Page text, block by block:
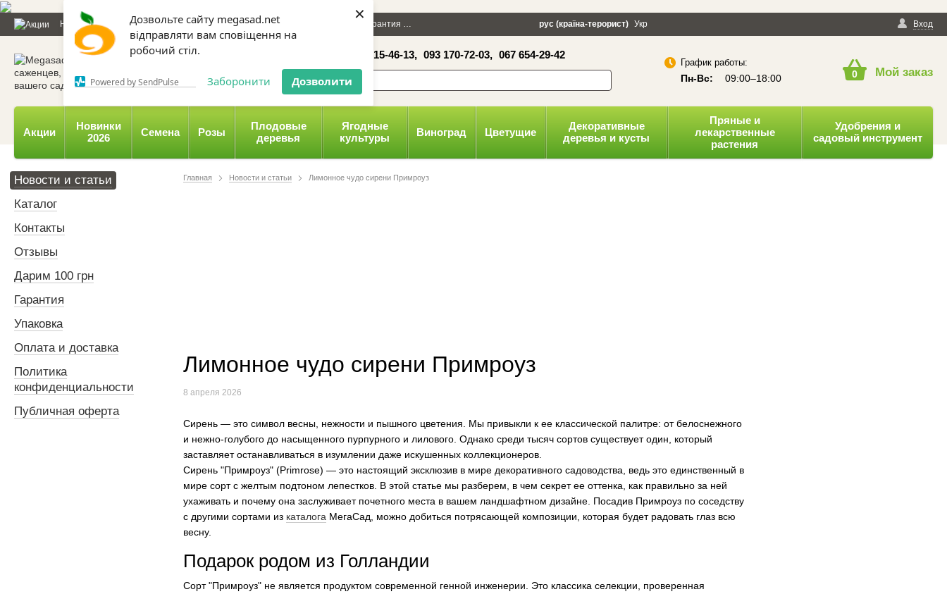
Дозвольте сайту megasad.net
відправляти вам сповіщення на
робочий стіл.
Powered by SendPulse Заборонити Дозволити
×
Новости и статьи Каталог Контакты Отзывы Гарантия Оплата и доставка Политика конфиденциальности Вход
рус (країна-терорист) Укр
0 800 332-015, 050 515-46-13, 093 170-72-03, 067 654-29-42
График работы:
Пн-Вс: 09:00–18:00 0 Мой заказ
Акции
Новинки
2026
Семена Розы
Плодовые
деревья
Ягодные
культуры
Виноград Цветущие
Декоративные
деревья и кусты
Пряные и
лекарственные
растения
Удобрения и
садовый инструмент
Главная Новости и статьи Лимонное чудо сирени Примроуз
Лимонное чудо сирени Примроуз
8 апреля 2026
Сирень — это символ весны, нежности и пышного цветения. Мы привыкли к ее классической палитре: от белоснежного
и нежно-голубого до насыщенного пурпурного и лилового. Однако среди тысяч сортов существует один, который
заставляет останавливаться в изумлении даже искушенных коллекционеров.
Сирень "Примроуз" (Primrose) — это настоящий эксклюзив в мире декоративного садоводства, ведь это единственный в
мире сорт с желтым подтоном лепестков. В этой статье мы разберем, в чем секрет ее оттенка, как правильно за ней
ухаживать и почему она заслуживает почетного места в вашем ландшафтном дизайне. Посадив Примроуз по соседству
с другими сортами из каталога МегаСад, можно добиться потрясающей композиции, которая будет радовать глаз всю
весну.
Подарок родом из Голландии
Сорт "Примроуз" не является продуктом современной генной инженерии. Это классика селекции, проверенная
Новости и статьи
Каталог
Контакты
Отзывы
Дарим 100 грн
Гарантия
Упаковка
Оплата и доставка
Политика
конфиденциальности
Публичная оферта